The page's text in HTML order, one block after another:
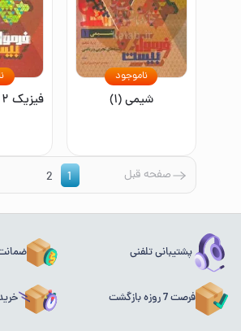
شیمی (۱)
ناموجود
صفحه قبل 1
2
پشتیبانی تلفنی
فرصت 7 روزه بازگشت